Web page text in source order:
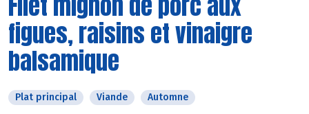
figues, raisins et vinaigre
balsamique
Plat principal Viande Automne